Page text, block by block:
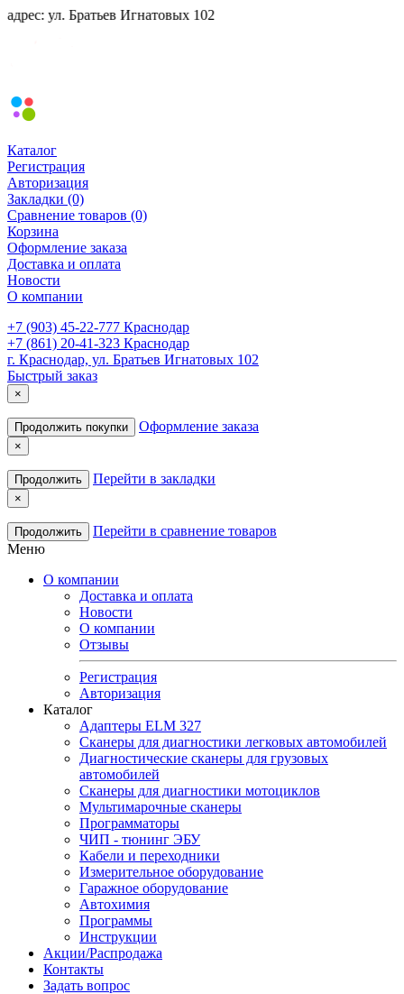
Братьев Игнатовых 102
Каталог
Регистрация
Авторизация
Закладки (0)
Сравнение товаров (0)
Корзина
Оформление заказа
Доставка и оплата
Новости
О компании
+7 (903) 45-22-777 Краснодар
+7 (861) 20-41-323 Краснодар
г. Краснодар, ул. Братьев Игнатовых 102
Быстрый заказ
×
Продолжить покупки Оформление заказа
×
Продолжить Перейти в закладки
×
Продолжить
Перейти в сравнение товаров
Меню
О компании
Доставка и оплата
Новости
О компании
Отзывы
Регистрация
Авторизация
Каталог
Адаптеры ELM 327
Сканеры для диагностики легковых автомобилей
Диагностические сканеры для грузовых
автомобилей
Сканеры для диагностики мотоциклов
Мультимарочные сканеры
Программаторы
ЧИП - тюнинг ЭБУ
Кабели и переходники
Измерительное оборудование
Гаражное оборудование
Автохимия
Программы
Инструкции
Акции/Распродажа
Контакты
Задать вопрос